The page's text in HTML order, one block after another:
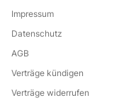
Impressum
Datenschutz
AGB
Verträge kündigen
Verträge widerrufen